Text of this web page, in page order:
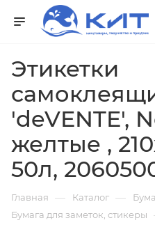
Этикетки
'deVENTE',
желтые ,
50л,
Главная — Каталог —
Бумага для заметок, стикеры